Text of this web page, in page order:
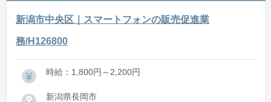
新潟市中央区｜スマートフォンの販売促進業
務/H126800
時給：1,800円～2,200円
新潟県長岡市